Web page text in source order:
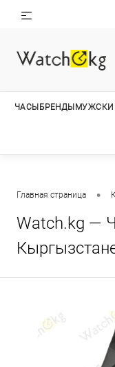
ЧАСЫ БРЕНДЫ
Главная страница •
Watch.kg —